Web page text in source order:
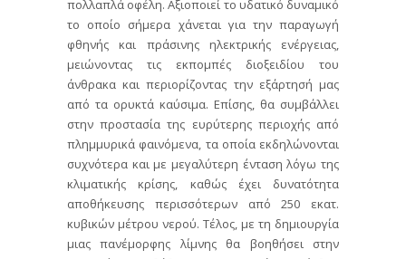
πολλαπλά οφέλη. Αξιοποιεί το υδατικό δυναμικό
το οποίο σήμερα χάνεται για την παραγωγή
φθηνής και πράσινης ηλεκτρικής ενέργειας,
μειώνοντας τις εκπομπές διοξειδίου του
άνθρακα και περιορίζοντας την εξάρτησή μας
από τα ορυκτά καύσιμα. Επίσης, θα συμβάλλει
στην προστασία της ευρύτερης περιοχής από
πλημμυρικά φαινόμενα, τα οποία εκδηλώνονται
συχνότερα και με μεγαλύτερη ένταση λόγω της
κλιματικής κρίσης, καθώς έχει δυνατότητα
αποθήκευσης περισσότερων από 250 εκατ.
κυβικών μέτρου νερού. Τέλος, με τη δημιουργία
μιας πανέμορφης λίμνης θα βοηθήσει στην